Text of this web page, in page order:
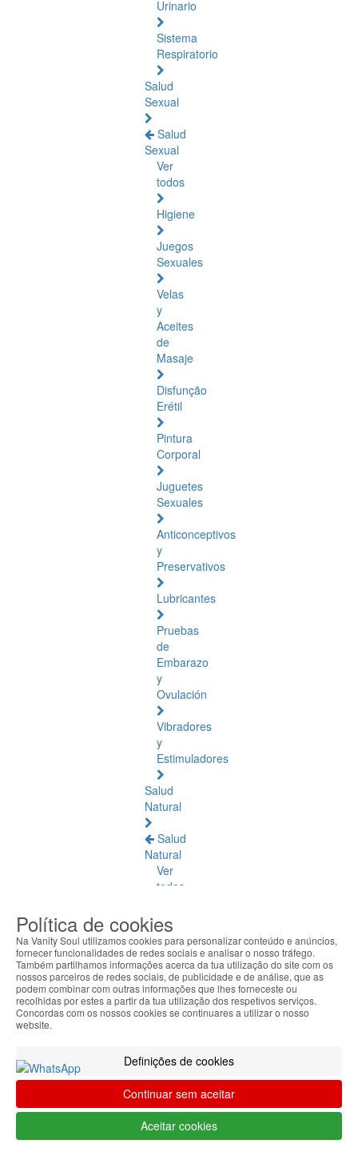
Urinario
Sistema
Respiratorio
Salud
Sexual
Salud
Sexual
Ver
todos
Higiene
Juegos
Sexuales
Velas
y
Aceites
de
Masaje
Disfunção
Erétil
Pintura
Corporal
Juguetes
Sexuales
Anticonceptivos
y
Preservativos
Lubricantes
Pruebas
de
Embarazo
y
Ovulación
Vibradores
y
Estimuladores
Salud
Natural
Salud
Natural
Ver
todos
Ámbar
Báltico
Articulaciones
y
Músculos
Circulación
y
Piernas
Cansadas
Política de cookies
Na Vanity Soul utilizamos cookies para personalizar conteúdo e anúncios,
fornecer funcionalidades de redes sociais e analisar o nosso tráfego.
Também partilhamos informações acerca da tua utilização do site com os
nossos parceiros de redes sociais, de publicidade e de análise, que as
podem combinar com outras informações que lhes forneceste ou
recolhidas por estes a partir da tua utilização dos respetivos serviços.
Concordas com os nossos cookies se continuares a utilizar o nosso
website.
Definições de cookies
Continuar sem aceitar
Aceitar cookies